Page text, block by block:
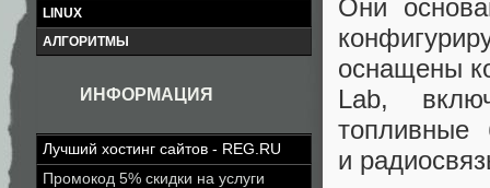
LINUX
АЛГОРИТМЫ
ИНФОРМАЦИЯ
Лучший хостинг сайтов - REG.RU
Промокод 5% скидки на услуги
Они
оснащены
Lab,
топливные
и